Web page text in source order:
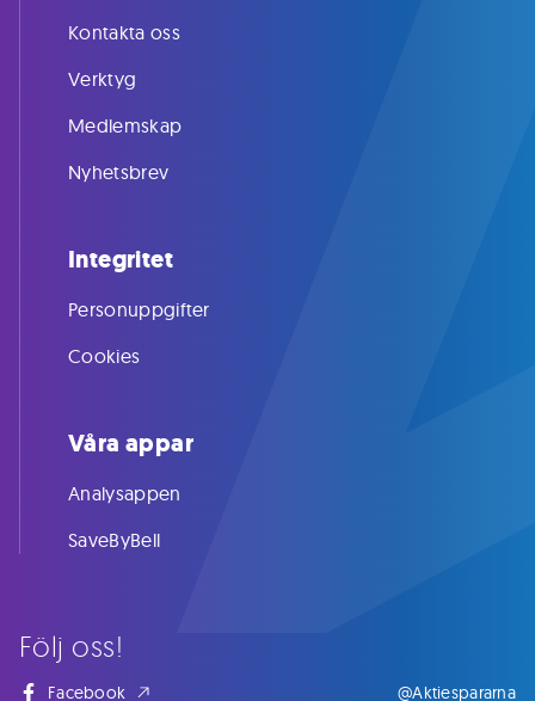
Följ oss!
Facebook @Aktiespararna
Kontakta oss
Verktyg
Medlemskap
Nyhetsbrev
Integritet
Personuppgifter
Cookies
Våra appar
Analysappen
SaveByBell